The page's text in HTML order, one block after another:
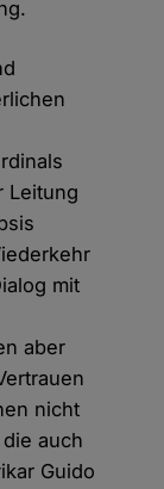
Leitung
mit
aber
nicht
auch
Guido